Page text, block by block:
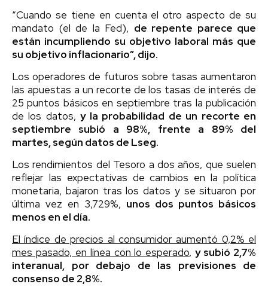
“Cuando se tiene en cuenta el otro aspecto de su
mandato (el de la Fed), de repente parece que
están incumpliendo su objetivo laboral más que
su objetivo inflacionario”, dijo.
Los operadores de futuros sobre tasas aumentaron
las apuestas a un recorte de los tasas de interés de
25 puntos básicos en septiembre tras la publicación
de los datos,y la probabilidad de un recorte en
septiembre subió a 98%, frente a 89% del
martes, según datos de Lseg.
Los rendimientos del Tesoro a dos años, que suelen
reflejar las expectativas de cambios en la política
monetaria, bajaron tras los datos y se situaron por
última vez en 3,729%, unos dos puntos básicos
menos en el día.
El índice de precios al consumidor aumentó 0,2% el
mes pasado, en línea con lo esperado,y subió 2,7%
interanual, por debajo de las previsiones de
consenso de 2,8%.